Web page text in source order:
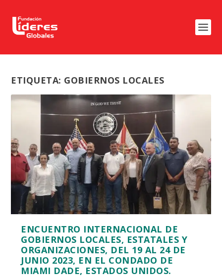
ETIQUETA: GOBIERNOS LOCALES
ENCUENTRO INTERNACIONAL DE
GOBIERNOS LOCALES, ESTATALES Y
ORGANIZACIONES, DEL 19 AL 24 DE
JUNIO 2023, EN EL CONDADO DE
MIAMI DADE, ESTADOS UNIDOS.